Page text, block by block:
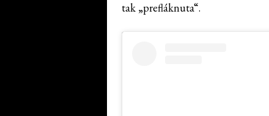
tak „prefláknuta“.